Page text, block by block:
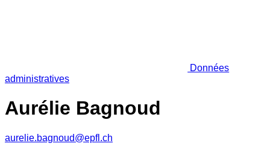
Données
administratives
Aurélie Bagnoud
aurelie.bagnoud@epfl.ch